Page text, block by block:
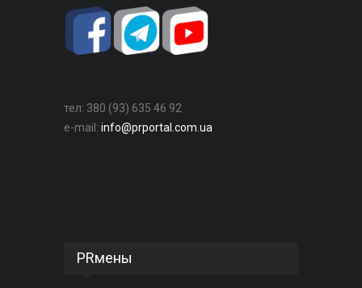
тел: 380 (93) 635 46 92
e-mail: info@prportal.com.ua
PRмены